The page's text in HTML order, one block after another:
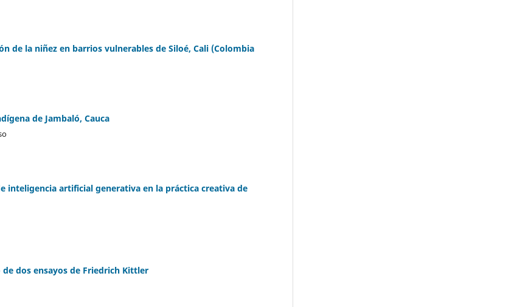
de la niñez en barrios vulnerables de Siloé, Cali (Colombia
de Jambaló, Cauca
inteligencia artificial generativa en la práctica creativa de
dos ensayos de Friedrich Kittler